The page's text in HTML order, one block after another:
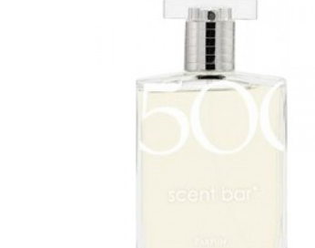
Предзаказ